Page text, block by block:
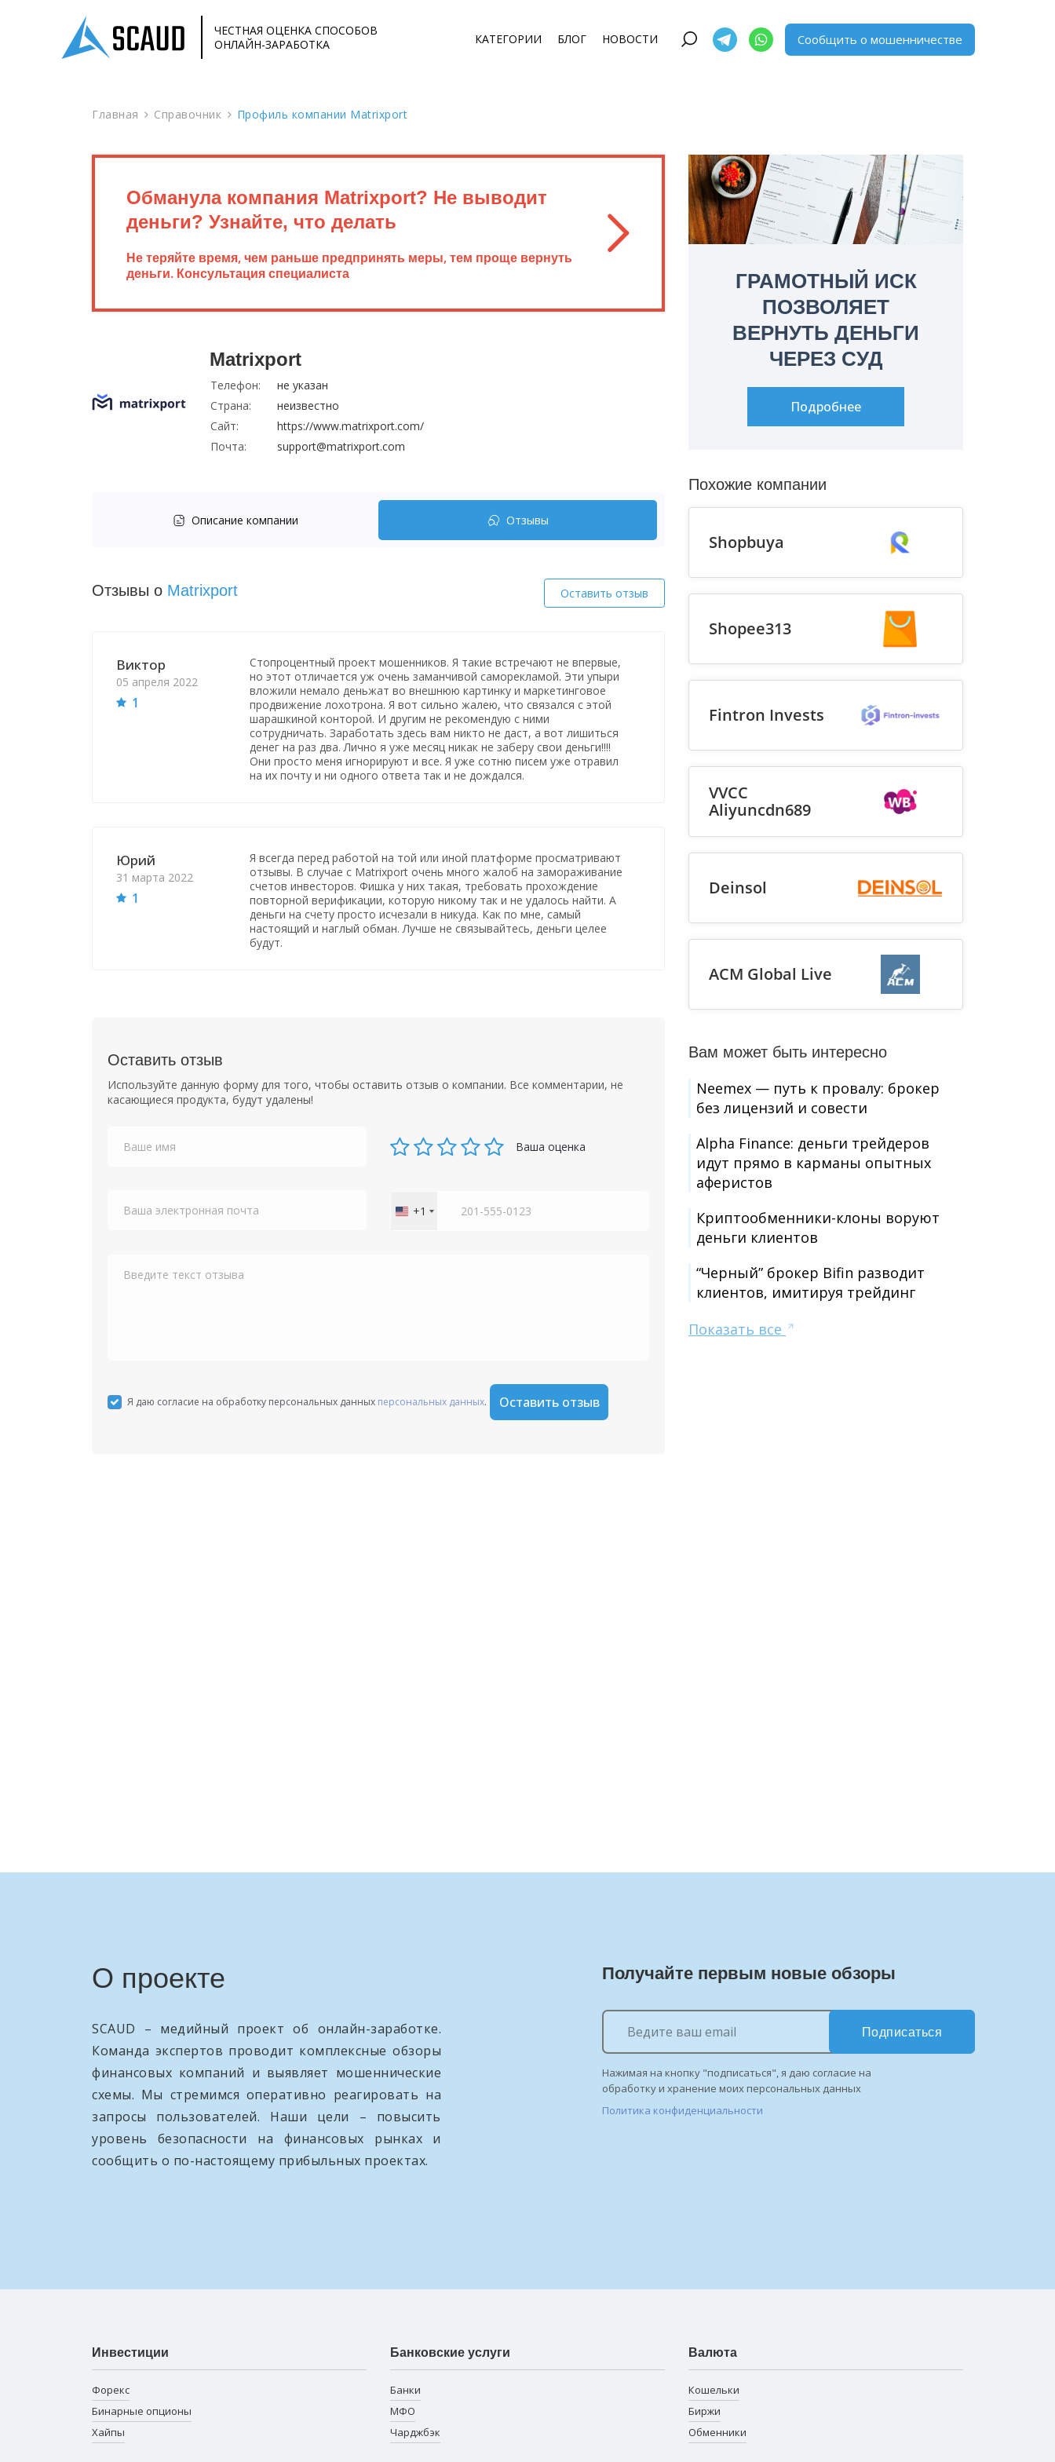
ЧЕСТНАЯ ОЦЕНКА СПОСОБОВ
ОНЛАЙН-ЗАРАБОТКА
КАТЕГОРИИ БЛОГ НОВОСТИ Сообщить о мошенничестве
Главная Справочник Профиль компании Matrixport
Обманула компания Matrixport? Не выводит
деньги? Узнайте, что делать
Не теряйте время, чем раньше предпринять меры, тем проще вернуть
деньги. Консультация специалиста
Matrixport
Телефон:
не указан
Страна:
неизвестно
Сайт:
https://www.matrixport.com/
Почта:
support@matrixport.com
Описание компании Отзывы
Отзывы о Matrixport Оставить отзыв
Виктор
05 апреля 2022
1
Стопроцентный проект мошенников. Я такие встречают не впервые,
но этот отличается уж очень заманчивой саморекламой. Эти упыри
вложили немало деньжат во внешнюю картинку и маркетинговое
продвижение лохотрона. Я вот сильно жалею, что связался с этой
шарашкиной конторой. И другим не рекомендую с ними
сотрудничать. Заработать здесь вам никто не даст, а вот лишиться
денег на раз два. Лично я уже месяц никак не заберу свои деньги!!!!
Они просто меня игнорируют и все. Я уже сотню писем уже отравил
на их почту и ни одного ответа так и не дождался.
Юрий
31 марта 2022
1
Я всегда перед работой на той или иной платформе просматривают
отзывы. В случае с Matrixport очень много жалоб на замораживание
счетов инвесторов. Фишка у них такая, требовать прохождение
повторной верификации, которую никому так и не удалось найти. А
деньги на счету просто исчезали в никуда. Как по мне, самый
настоящий и наглый обман. Лучше не связывайтесь, деньги целее
будут.
Оставить отзыв
Используйте данную форму для того, чтобы оставить отзыв о компании. Все комментарии, не
касающиеся продукта, будут удалены!
Ваша оценка
United
+1
Я даю согласие на обработку персональных данных персональных данных. Оставить отзыв
ГРАМОТНЫЙ ИСК
ПОЗВОЛЯЕТ
ВЕРНУТЬ ДЕНЬГИ
ЧЕРЕЗ СУД
Подробнее
Похожие компании
Shopbuya
Shopee313
Fintron Invests
VVCC
Aliyuncdn689
Deinsol
ACM Global Live
Вам может быть интересно
Neemex — путь к провалу: брокер
без лицензий и совести
Alpha Finance: деньги трейдеров
идут прямо в карманы опытных
аферистов
Криптообменники-клоны воруют
деньги клиентов
“Черный” брокер Bifin разводит
клиентов, имитируя трейдинг
Показать все
О проекте
SCAUD – медийный проект об онлайн-заработке.
Команда экспертов проводит комплексные обзоры
финансовых компаний и выявляет мошеннические
схемы. Мы стремимся оперативно реагировать на
запросы пользователей. Наши цели – повысить
уровень безопасности на финансовых рынках и
сообщить о по-настоящему прибыльных проектах.
Получайте первым новые обзоры
Подписаться
Нажимая на кнопку "подписаться", я даю согласие на
обработку и хранение моих персональных данных
Политика конфиденциальности
Инвестиции
Форекс
Бинарные опционы
Хайпы
Банковские услуги
Банки
МФО
Чарджбэк
Валюта
Кошельки
Биржи
Обменники